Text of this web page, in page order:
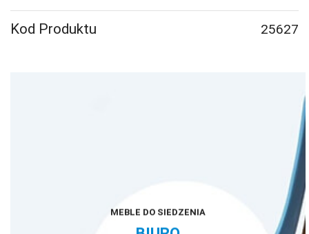
Kod Produktu 25627
MEBLE DO SIEDZENIA